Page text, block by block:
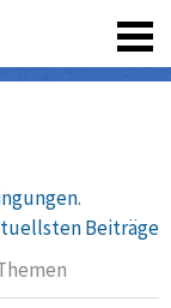
.
Beiträge